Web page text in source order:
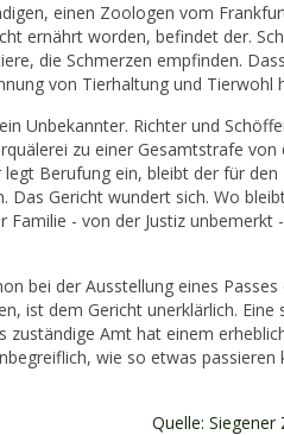
einen Zoologen vom
ernährt worden, befindet der.
die Schmerzen empfinden.
von Tierhaltung und Tierwohl
Unbekannter. Richter und
zu einer Gesamtstrafe von
Berufung ein, bleibt der für den
Das Gericht wundert sich. Wo
Familie - von der Justiz unbemerkt
bei der Ausstellung eines Passes
ist dem Gericht unerklärlich. Eine
zuständige Amt hat einem
wie so etwas passieren
Quelle: Siegener